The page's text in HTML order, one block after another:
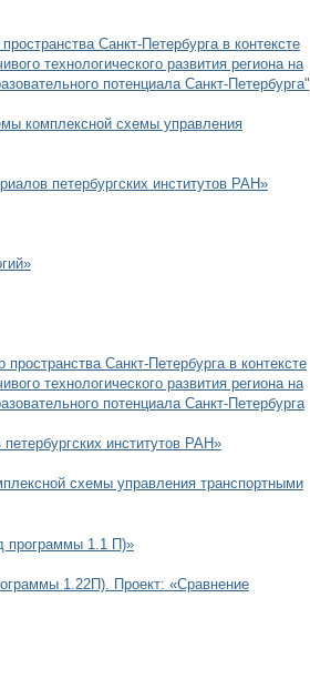
Санкт-Петербурга в контексте
технологического развития региона на
потенциала Санкт-Петербурга"
комплексной схемы управления
петербургских институтов РАН»
Санкт-Петербурга в контексте
технологического развития региона на
потенциала Санкт-Петербурга
институтов РАН»
схемы управления транспортными
программы 1.1 П)»
1.22П). Проект: «Сравнение